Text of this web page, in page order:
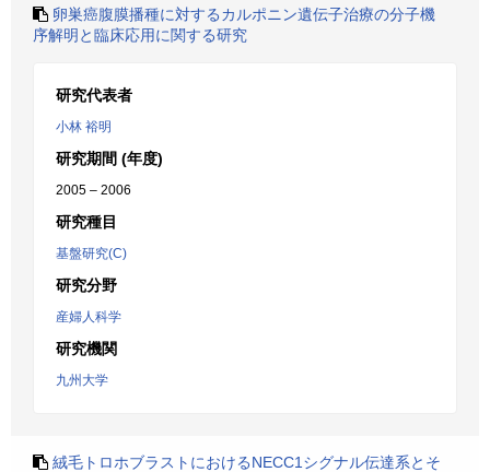
卵巣癌腹膜播種に対するカルポニン遺伝子治療の分子機
序解明と臨床応用に関する研究
研究代表者
小林 裕明
研究期間 (年度)
2005 – 2006
研究種目
基盤研究(C)
研究分野
産婦人科学
研究機関
九州大学
絨毛トロホブラストにおけるNECC1シグナル伝達系とそ